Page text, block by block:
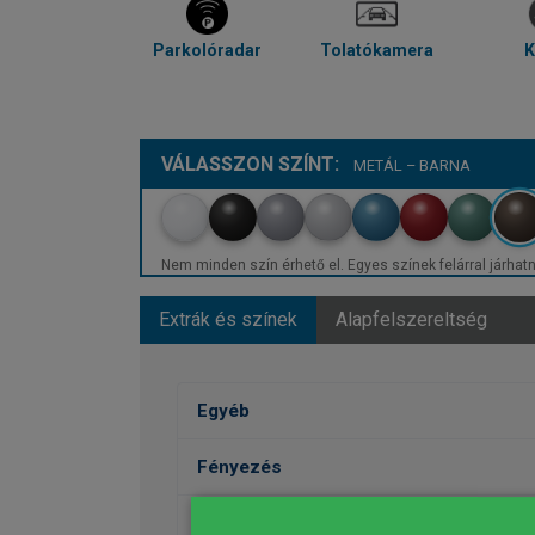
Parkolóradar Tolatókamera
VÁLASSZON SZÍNT: METÁL – BARNA
Nem minden szín érhető el. Egyes színek felárral
Extrák és színek Alapfelszereltség
Egyéb
Fényezés